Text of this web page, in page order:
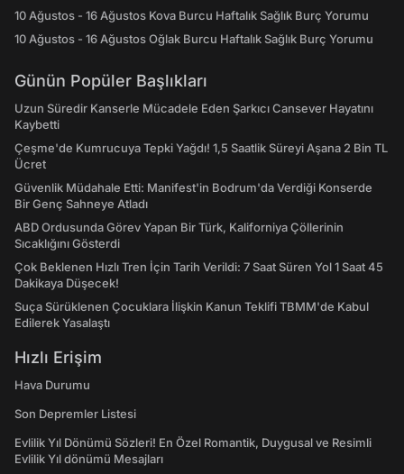
10 Ağustos - 16 Ağustos Kova Burcu Haftalık Sağlık Burç Yorumu
10 Ağustos - 16 Ağustos Oğlak Burcu Haftalık Sağlık Burç Yorumu
Günün Popüler Başlıkları
Uzun Süredir Kanserle Mücadele Eden Şarkıcı Cansever Hayatını
Kaybetti
Çeşme'de Kumrucuya Tepki Yağdı! 1,5 Saatlik Süreyi Aşana 2 Bin TL
Ücret
Güvenlik Müdahale Etti: Manifest'in Bodrum'da Verdiği Konserde
Bir Genç Sahneye Atladı
ABD Ordusunda Görev Yapan Bir Türk, Kaliforniya Çöllerinin
Sıcaklığını Gösterdi
Çok Beklenen Hızlı Tren İçin Tarih Verildi: 7 Saat Süren Yol 1 Saat 45
Dakikaya Düşecek!
Suça Sürüklenen Çocuklara İlişkin Kanun Teklifi TBMM'de Kabul
Edilerek Yasalaştı
Hızlı Erişim
Hava Durumu
Son Depremler Listesi
Evlilik Yıl Dönümü Sözleri! En Özel Romantik, Duygusal ve Resimli
Evlilik Yıl dönümü Mesajları